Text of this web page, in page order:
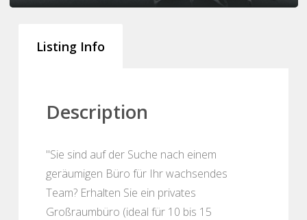
Listing Info
Description
"Sie sind auf der Suche nach einem
geräumigen Büro für Ihr wachsendes
Team? Erhalten Sie ein privates
Großraumbüro (ideal für 10 bis 15